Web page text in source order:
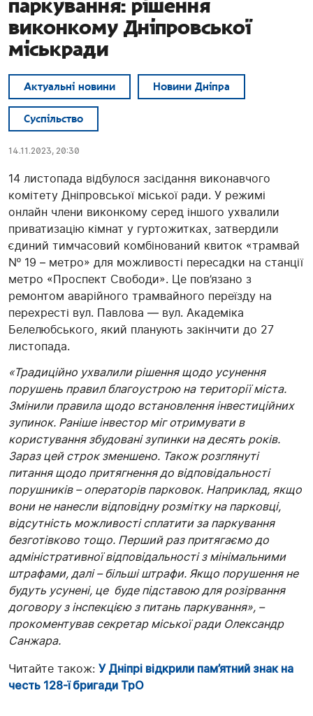
паркування: рішення
виконкому Дніпровської
міськради
Актуальні новини Новини Дніпра
Суспільство
14.11.2023, 20:30
14 листопада відбулося засідання виконавчого
комітету Дніпровської міської ради. У режимі
онлайн члени виконкому серед іншого ухвалили
приватизацію кімнат у гуртожитках, затвердили
єдиний тимчасовий комбінований квиток «трамвай
Nº 19 – метро» для можливості пересадки на станції
метро «Проспект Свободи». Це пов’язано з
ремонтом аварійного трамвайного переїзду на
перехресті вул. Павлова — вул. Академіка
Белелюбського, який планують закінчити до 27
листопада.
«Традиційно ухвалили рішення щодо усунення
порушень правил благоустрою на території міста.
Змінили правила щодо встановлення інвестиційних
зупинок. Раніше інвестор міг отримувати в
користування збудовані зупинки на десять років.
Зараз цей строк зменшено. Також розглянуті
питання щодо притягнення до відповідальності
порушників – операторів парковок. Наприклад, якщо
вони не нанесли відповідну розмітку на парковці,
відсутність можливості сплатити за паркування
безготівково тощо. Перший раз притягаємо до
адміністративної відповідальності з мінімальними
штрафами, далі – більші штрафи. Якщо порушення не
будуть усунені, це буде підставою для розірвання
договору з інспекцією з питань паркування», –
прокоментував секретар міської ради Олександр
Санжара.
Читайте також: У Дніпрі відкрили пам’ятний знак на
честь 128-ї бригади ТрО